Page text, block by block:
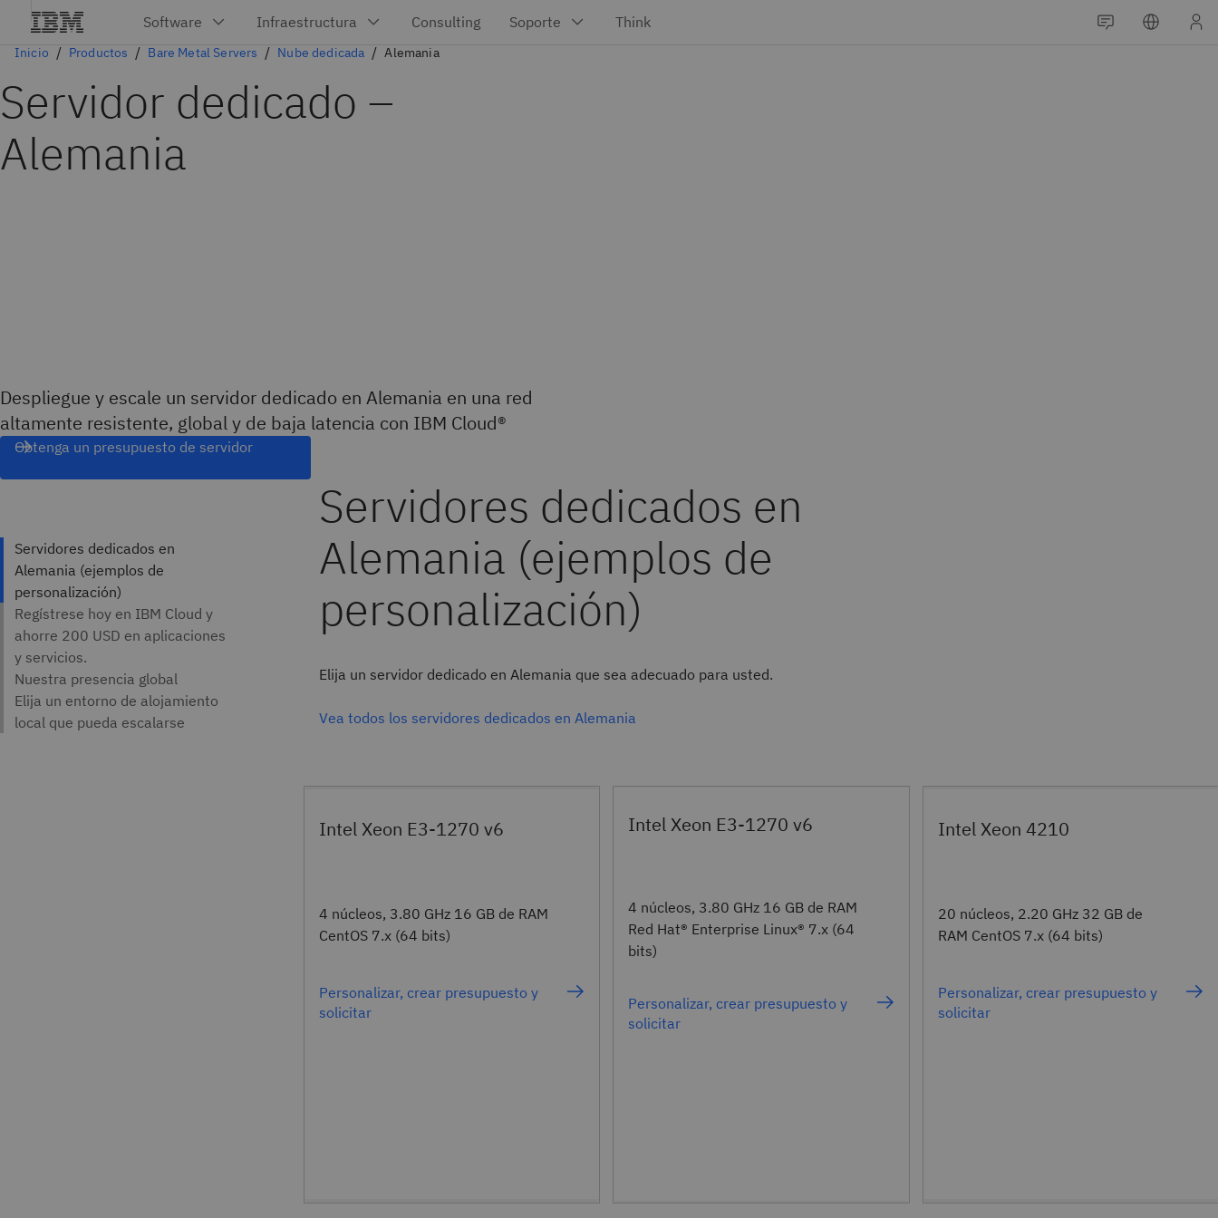
Inicio Productos Bare Metal Servers Nube dedicada Alemania
Servidor dedicado –
Alemania
Despliegue y escale un servidor dedicado en Alemania en una red
altamente resistente, global y de baja latencia con IBM Cloud®
Obtenga un presupuesto de servidor
Elija un servidor dedicado en Alemania que sea adecuado para usted.
Vea todos los servidores dedicados en Alemania
Intel Xeon E3-1270 v6
4 núcleos, 3.80 GHz 16 GB de RAM
CentOS 7.x (64 bits)
Personalizar, crear presupuesto y
solicitar
Intel Xeon E3-1270 v6
4 núcleos, 3.80 GHz 16 GB de RAM
Red Hat® Enterprise Linux® 7.x (64
bits)
Personalizar, crear presupuesto y
solicitar
Intel Xeon 4210
20 núcleos, 2.20 GHz 32 GB de
RAM CentOS 7.x (64 bits)
Personalizar, crear presupuesto y
solicitar